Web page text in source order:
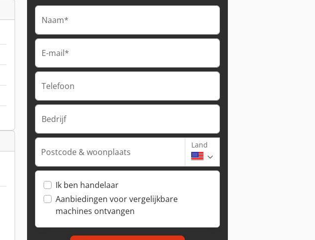
Naam*
E-mail*
Telefoon
Bedrijf
Postcode & woonplaats
Land
Ik ben handelaar
Aanbiedingen voor vergelijkbare
machines ontvangen